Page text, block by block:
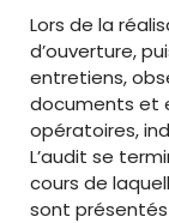
Lors de la
d’ouverture,
entretiens,
documents et
opératoires,
L’audit se
cours de
sont présentés